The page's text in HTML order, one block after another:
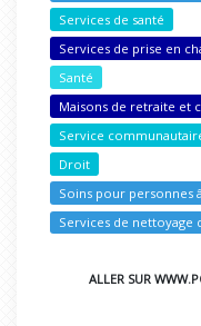
Services de santé
Services de prise en
Santé
Maisons de retraite et
Service
Droit
Soins pour personnes
Services de nettoyage
ALLER SUR